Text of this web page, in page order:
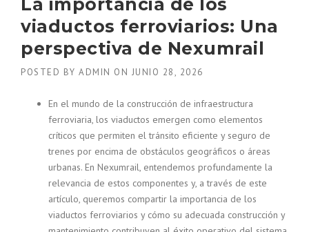
La importancia de los
viaductos ferroviarios: Una
perspectiva de Nexumrail
POSTED BY ADMIN ON JUNIO 28, 2026
En el mundo de la construcción de infraestructura
ferroviaria, los viaductos emergen como elementos
críticos que permiten el tránsito eficiente y seguro de
trenes por encima de obstáculos geográficos o áreas
urbanas. En Nexumrail, entendemos profundamente la
relevancia de estos componentes y, a través de este
artículo, queremos compartir la importancia de los
viaductos ferroviarios y cómo su adecuada construcción y